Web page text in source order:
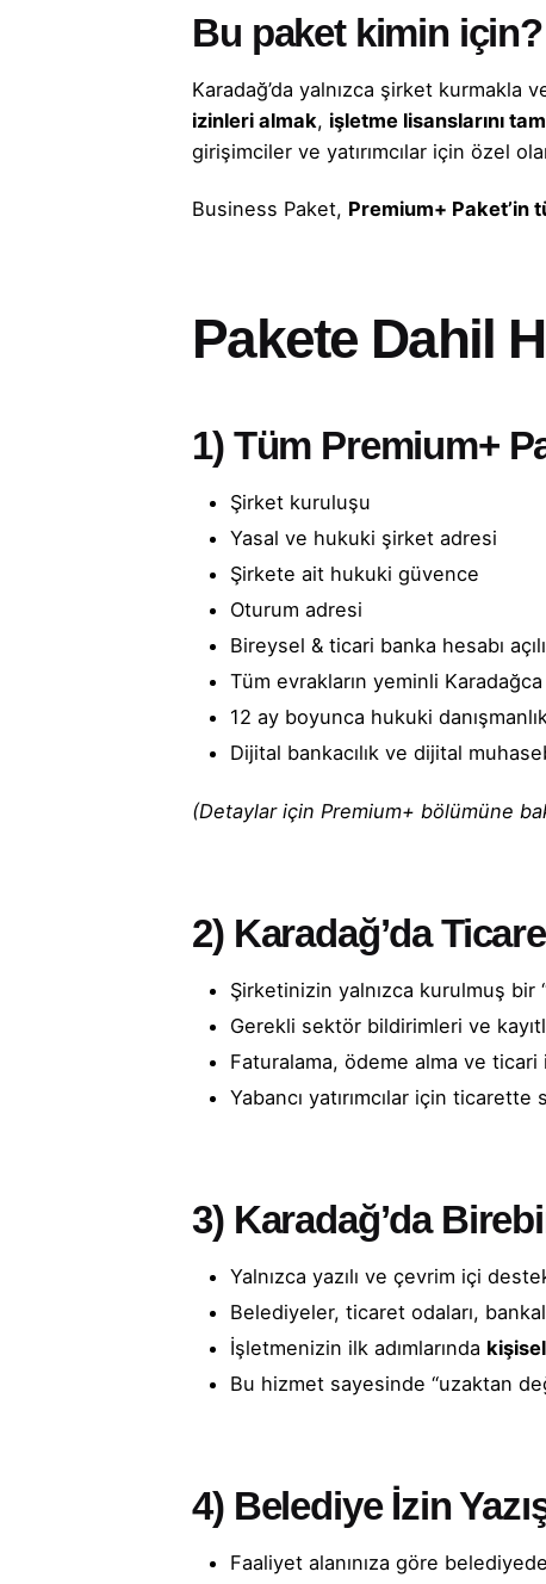
Bu paket kimin için?
Karadağ’da yalnızca şirket kurmakla
izinleri almak, işletme lisanslarını
girişimciler ve yatırımcılar için özel
Business Paket, Premium+ Paket’in
Pakete Dahil
1) Tüm Premium+
Şirket kuruluşu
Yasal ve hukuki şirket adresi
Şirkete ait hukuki güvence
Oturum adresi
Bireysel & ticari banka hesabı
Tüm evrakların yeminli
12 ay boyunca hukuki
Dijital bankacılık ve dijital
(Detaylar için Premium+ bölümüne
2) Karadağ’da
Şirketinizin yalnızca kurulmuş bir
Gerekli sektör bildirimleri ve
Faturalama, ödeme alma ve ticari
Yabancı yatırımcılar için
3) Karadağ’da
Yalnızca yazılı ve çevrim içi
Belediyeler, ticaret odaları,
İşletmenizin ilk adımlarında
Bu hizmet sayesinde “uzaktan
4) Belediye İzin
Faaliyet alanınıza göre